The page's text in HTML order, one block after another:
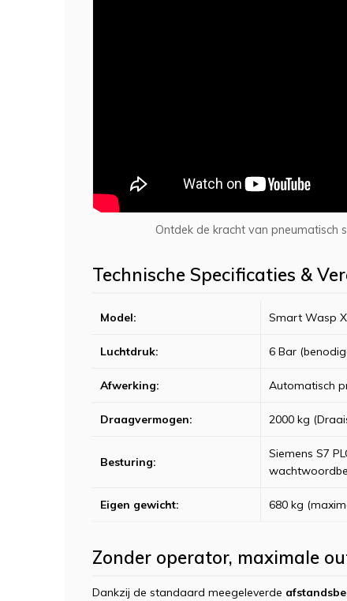
Ontdek de kracht van pneumatisch
Technische Specificaties &
Model: Smart Wasp
Luchtdruk: 6 Bar
Afwerking: Automatisch
Draagvermogen: 2000 kg
Besturing:
Siemens S7
Eigen gewicht: 680 kg
Zonder operator, maximale
Dankzij de standaard meegeleverde